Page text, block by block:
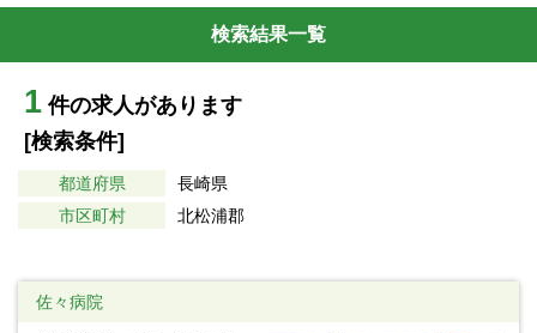
検索結果一覧
1 件の求人があります
[検索条件]
都道府県
長崎県
市区町村
北松浦郡
佐々病院